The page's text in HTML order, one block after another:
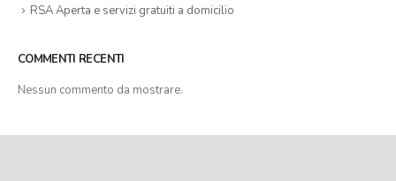
RSA Aperta e servizi gratuiti a domicilio
COMMENTI RECENTI
Nessun commento da mostrare.